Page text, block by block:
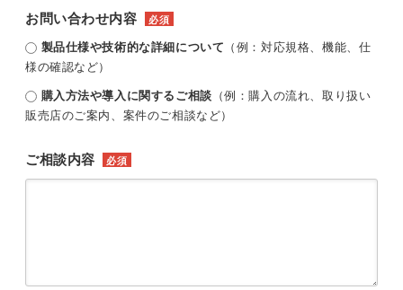
お問い合わせ内容 必須
製品仕様や技術的な詳細について （例：対応規格、機能、仕
様の確認など）
購入方法や導入に関するご相談 （例：購入の流れ、取り扱い
販売店のご案内、案件のご相談など）
ご相談内容 必須